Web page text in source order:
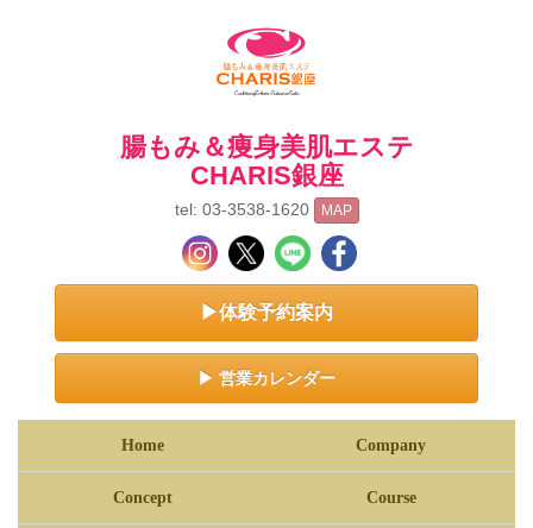
腸もみ＆痩身美肌エステ
CHARIS銀座
tel: 03-3538-1620 MAP
▶体験予約案内
▶ 営業カレンダー
Home Company
Concept Course